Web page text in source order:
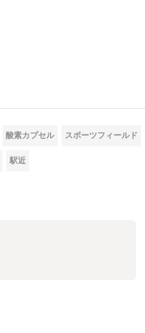
酸素カプセル スポーツフィールド
駅近